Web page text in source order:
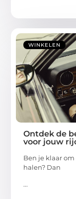
WINKELEN
Ontdek de
voor jouw
Ben je klaar
halen? Dan
...